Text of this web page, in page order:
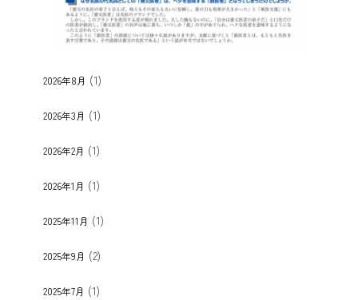
2026年8月 (1)
2026年3月 (1)
2026年2月 (1)
2026年1月 (1)
2025年11月 (1)
2025年9月 (2)
2025年7月 (1)